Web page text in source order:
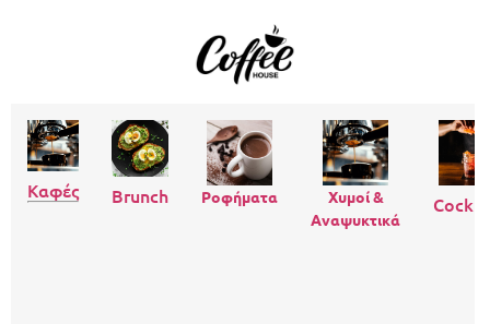
Καφές Brunch Ροφήματα
Χυμοί &
Αναψυκτικά